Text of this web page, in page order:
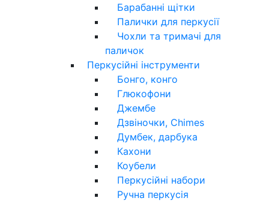
Барабанні щітки
Палички для перкусії
Чохли та тримачі для
паличок
Перкусійні інструменти
Бонго, конго
Глюкофони
Джембе
Дзвіночки, Chimes
Думбек, дарбука
Кахони
Коубели
Перкусійні набори
Ручна перкусія